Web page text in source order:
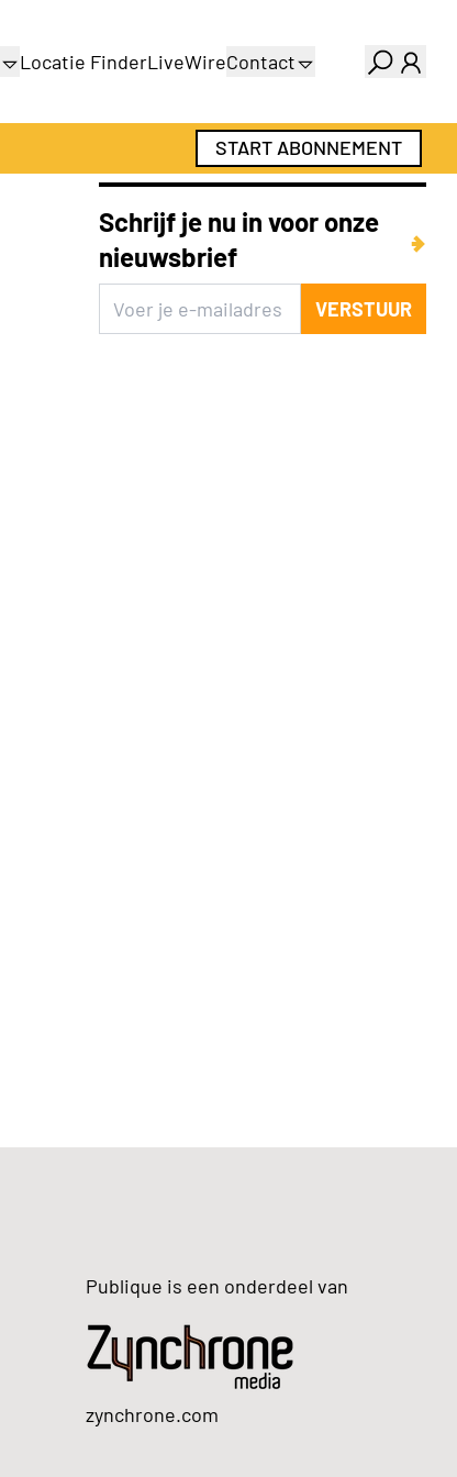
Locatie FinderLiveWireContact
Adverteren
Abonnementen
START ABONNEMENT
Schrijf je nu in voor onze
nieuwsbrief
VERSTUUR
Publique is een onderdeel van
zynchrone.com